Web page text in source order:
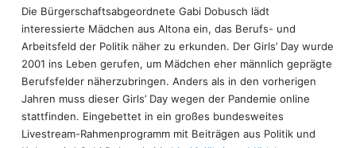
Die Bürgerschaftsabgeordnete Gabi Dobusch lädt
interessierte Mädchen aus Altona ein, das Berufs- und
Arbeitsfeld der Politik näher zu erkunden. Der Girls’ Day wurde
2001 ins Leben gerufen, um Mädchen eher männlich geprägte
Berufsfelder näherzubringen. Anders als in den vorherigen
Jahren muss dieser Girls’ Day wegen der Pandemie online
stattfinden. Eingebettet in ein großes bundesweites
Livestream-Rahmenprogramm mit Beiträgen aus Politik und